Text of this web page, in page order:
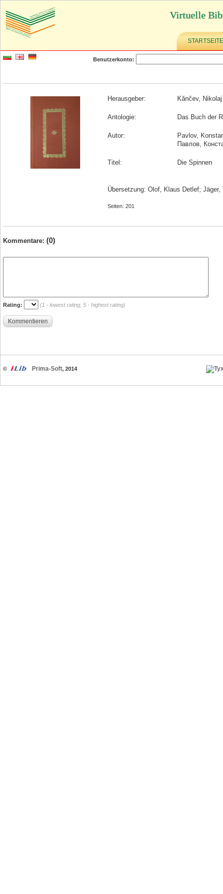
Virtuelle
STARTSEITE
Benutzerkonto:
Herausgeber: Kănčev, Nikolaj
Antologie: Das Buch der
Autor:
Pavlov,
Павлов,
Titel: Die Spinnen
Übersetzung: Olof, Klaus Detlef; Jäger,
Seiten: 201
Kommentare: (0)
Rating: (1 - lowest rating, 5 - highest rating)
Kommentieren
© Prima-Soft, 2014